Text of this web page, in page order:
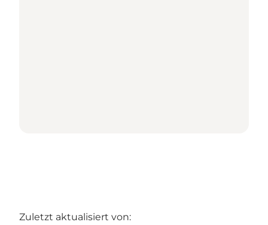
Zuletzt aktualisiert von: